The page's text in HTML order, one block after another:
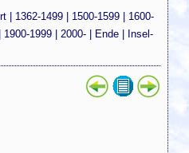
| 1362-1499 | 1500-1599 | 1600-
1900-1999 |2000- Ende
Insel-